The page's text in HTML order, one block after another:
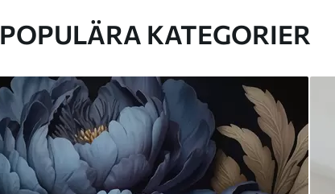
POPULÄRA KATEGORIER